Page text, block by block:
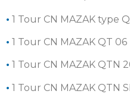
• 1 Tour CN MAZAK type
• 1 Tour CN MAZAK QT 06
• 1 Tour CN MAZAK QTN
• 1 Tour CN MAZAK QTN